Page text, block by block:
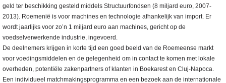
geld ter beschikking gesteld middels Structuurfondsen (8 miljard euro, 2007-
2013). Roemenië is voor machines en technologie afhankelijk van import. Er
wordt jaarlijks voor zo’n 1 miljard euro aan machines, gericht op de
voedselverwerkende industrie, ingevoerd.
De deelnemers krijgen in korte tijd een goed beeld van de Roemeense markt
voor voedingsmiddelen en de gelegenheid om in contact te komen met lokale
overheden, potentiële zakenpartners of klanten in Boekarest en Cluj-Napoca.
Een individueel matchmakingsprogramma en een bezoek aan de internationale